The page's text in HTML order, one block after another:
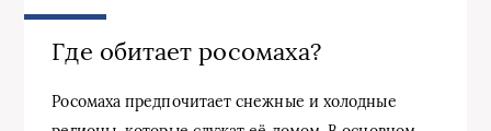
Где обитает росомаха?
Росомаха предпочитает снежные и холодные